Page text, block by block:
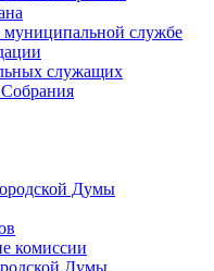
муниципальной службе
служащих
Думы
комиссии
Думы